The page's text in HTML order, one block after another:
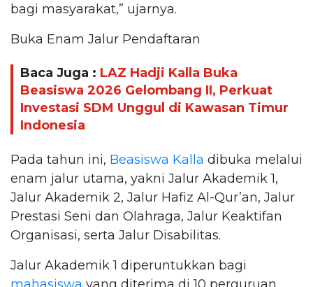
bagi masyarakat,” ujarnya.
Buka Enam Jalur Pendaftaran
Baca Juga : LAZ Hadji Kalla Buka
Beasiswa 2026 Gelombang II, Perkuat
Investasi SDM Unggul di Kawasan Timur
Indonesia
Pada tahun ini, Beasiswa Kalla dibuka melalui
enam jalur utama, yakni Jalur Akademik 1,
Jalur Akademik 2, Jalur Hafiz Al-Qur’an, Jalur
Prestasi Seni dan Olahraga, Jalur Keaktifan
Organisasi, serta Jalur Disabilitas.
Jalur Akademik 1 diperuntukkan bagi